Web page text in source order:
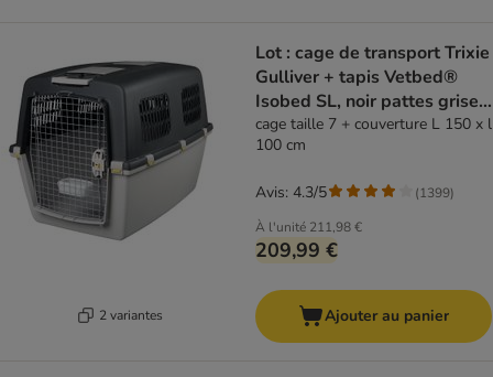
2 variantes
Lot : cage de transport Trixie
Gulliver + tapis Vetbed®
Isobed SL, noir pattes grises
pour chien
cage taille 7 + couverture L 150 x l
100 cm
À l'unité 211,98 €
209,99 €
Avis: 4.3/5 (1399)
Ajouter au panier